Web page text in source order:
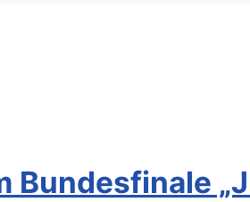
Bundesfinale